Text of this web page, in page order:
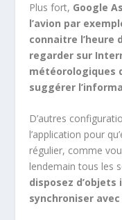
Plus fort, Google
l’avion par
connaitre l’heure
regarder sur
météorologiques
suggérer
D’autres
l’application pour
régulier, comme
lendemain tous les
disposez
synchroniser